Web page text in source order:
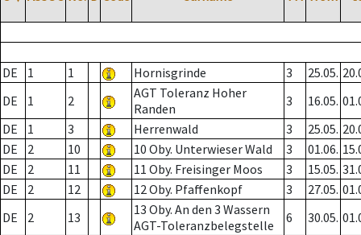
DE 1 1 Hornisgrinde 3 25.05.
DE
1 2
AGT Toleranz Hoher
Randen
3 16.05.
DE
1 3 Herrenwald 3 25.05.
DE
2 10 10 Oby. Unterwieser Wald 3 01.06.
DE
2 11 11 Oby. Freisinger Moos 3 15.05.
DE
2 12 12 Oby. Pfaffenkopf 3 27.05.
DE
2 13
13 Oby. An den 3 Wassern
AGT-Toleranzbelegstelle
6 30.05.